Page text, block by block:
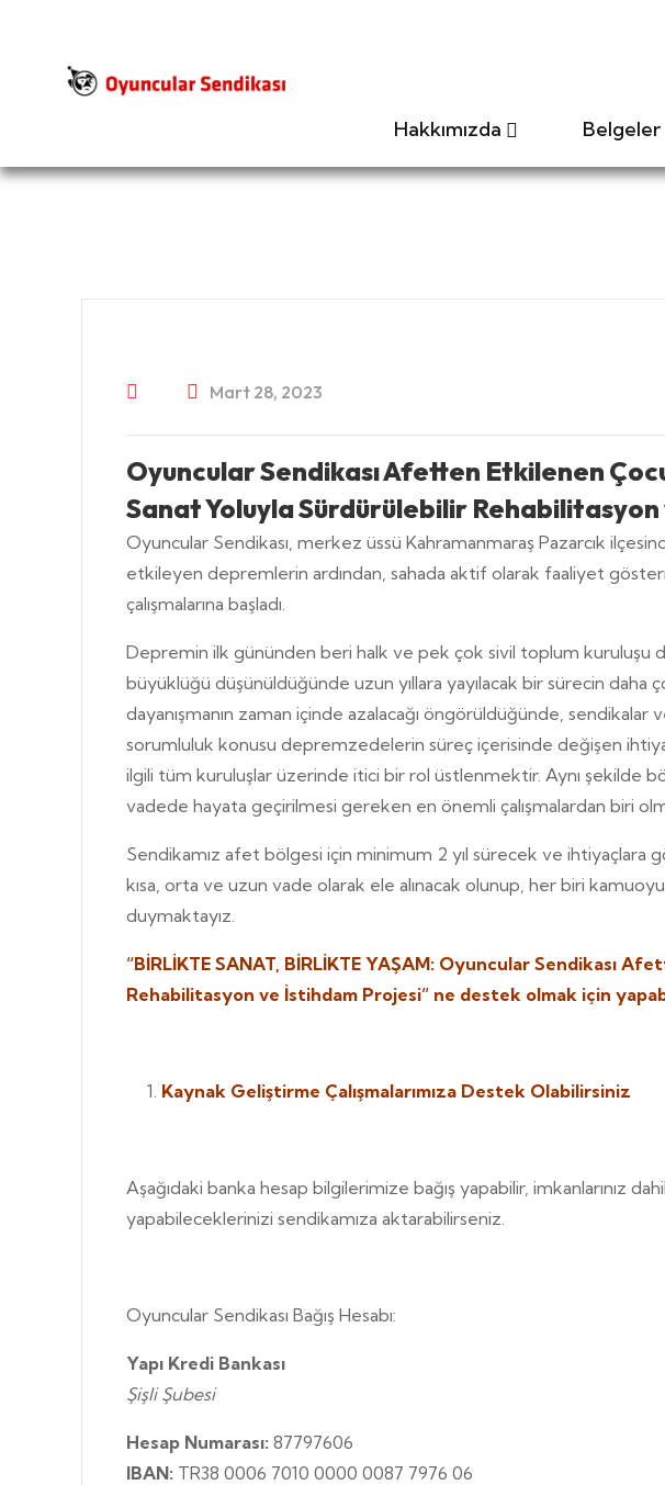
Hakkımızda Belgeler
Mart 28, 2023
Oyuncular Sendikası Afetten Etkilenen
Sanat Yoluyla Sürdürülebilir
Oyuncular Sendikası, merkez üssü Kahramanmaraş Pazarcık
etkileyen depremlerin ardından, sahada aktif olarak faaliyet
çalışmalarına başladı.
Depremin ilk gününden beri halk ve pek çok sivil toplum kuruluşu
büyüklüğü düşünüldüğünde uzun yıllara yayılacak bir sürecin
dayanışmanın zaman içinde azalacağı öngörüldüğünde,
sorumluluk konusu depremzedelerin süreç içerisinde değişen
ilgili tüm kuruluşlar üzerinde itici bir rol üstlenmektir. Aynı şekilde
vadede hayata geçirilmesi gereken en önemli çalışmalardan biri
Sendikamız afet bölgesi için minimum 2 yıl sürecek ve ihtiyaçlara
kısa, orta ve uzun vade olarak ele alınacak olunup, her biri
duymaktayız.
“BİRLİKTE SANAT, BİRLİKTE YAŞAM: Oyuncular Sendikası
Rehabilitasyon ve İstihdam Projesi” ne destek olmak için
Kaynak Geliştirme Çalışmalarımıza Destek Olabilirsiniz
Aşağıdaki banka hesap bilgilerimize bağış yapabilir, imkanlarınız
yapabileceklerinizi sendikamıza aktarabilirseniz.
Oyuncular Sendikası Bağış Hesabı:
Yapı Kredi Bankası
Şişli Şubesi
Hesap Numarası: 87797606
IBAN: TR38 0006 7010 0000 0087 7976 06